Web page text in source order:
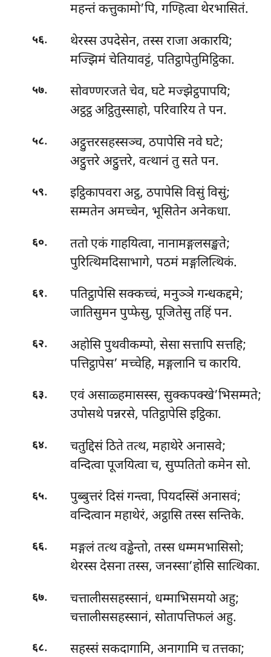
महन्तं कत्तुकामो’पि, गण्हित्वा थेरभासितं.
५६.
थेरस्स उपदेसेन, तस्स राजा अकारयि;
मज्झिमं चेतियावट्टं, पतिट्ठापेतुमिट्ठिका.
५७.
सोवण्णरजते चेव, घटे मज्झेट्ठपापयि;
अट्ठट्ठ अट्ठितुस्साहो, परिवारिय ते पन.
५८.
अट्ठुत्तरसहस्सञ्च, ठपापेसि नवे घटे;
अट्ठुत्तरे अट्ठुत्तरे, वत्थानं तु सते पन.
५९.
इट्ठिकापवरा अट्ठ, ठपापेसि विसुं विसुं;
सम्मतेन अमच्चेन, भूसितेन अनेकधा.
६०.
ततो एकं गाहयित्वा, नानामङ्गलसङ्खते;
पुरित्थिमदिसाभागे, पठमं मङ्गलित्थिकं.
६१.
पतिट्ठापेसि सक्कच्चं, मनुञ्ञे गन्धकद्दमे;
जातिसुमन पुप्फेसु, पूजितेसु तहिं पन.
६२.
अहोसि पुथवीकम्पो, सेसा सत्तापि सत्तहि;
पत्तिट्ठापेस’ मच्चेहि, मङ्गलानि च कारयि.
६३. एवंअसाळ्हमासस्स, सुक्कपक्खे’भिसम्मते;
उपोसथे पन्नरसे, पतिट्ठापेसि इट्ठिका.
६४.
चतुद्दिसं ठिते तत्थ, महाथेरे अनासवे;
वन्दित्वा पूजयित्वा च, सुप्पतितो कमेन सो.
६५.
पुब्बुत्तरं दिसं गन्त्वा, पियदस्सिं अनासवं;
वन्दित्वान महाथेरं, अट्ठासि तस्स सन्तिके.
६६.
मङ्गलं तत्थ वड्ढेन्तो, तस्स धम्ममभासिसो;
थेरस्स देसना तस्स, जनस्सा’होसि सात्थिका.
६७.
चत्तालीससहस्सानं, धम्माभिसमयो अहु;
चत्तालीससहस्सानं, सोतापत्तिफलं अहु.
६८. सहस्सं सकदागामि, अनागामि च तत्तका;